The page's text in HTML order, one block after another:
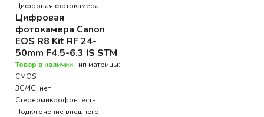
Цифровая фотокамера
Цифровая
фотокамера Canon
EOS R8 Kit RF 24-
50mm F4.5-6.3 IS STM
Товар в наличииТип матрицы:
CMOS
3G/4G: нет
Стереомикрофон: есть
Подключение внешнего